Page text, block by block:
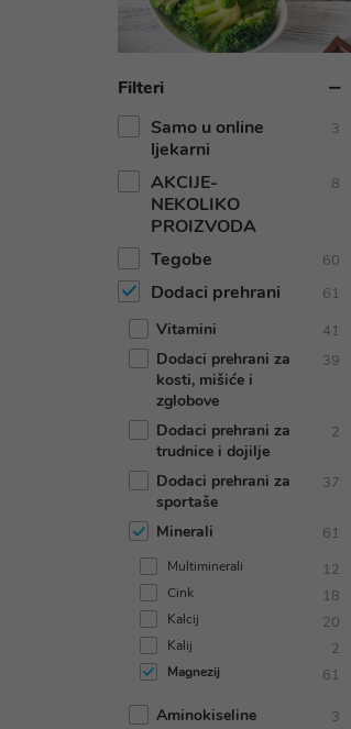
Filteri
Samo u online
ljekarni
3
AKCIJE-
NEKOLIKO
PROIZVODA
8
Tegobe 60
Dodaci prehrani 61
Vitamini 41
Dodaci prehrani za
kosti, mišiće i
zglobove
39
Dodaci prehrani za
trudnice i dojilje
2
Dodaci prehrani za
sportaše
37
Minerali 61
Multiminerali 12
Cink 18
Kalcij 20
Kalij 2
Magnezij 61
Aminokiseline 3